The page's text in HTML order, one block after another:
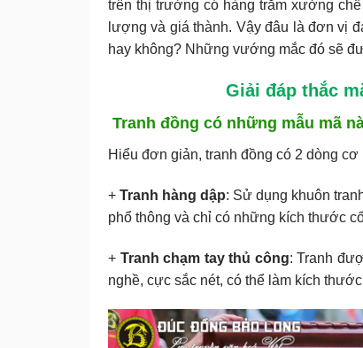
trên thị trường có hàng trăm xưởng
lượng và giá thành. Vậy đâu là đơn vị
hay không? Những vướng mắc đó sẽ
Giải đáp thắc
Tranh đồng có những mẫu mã
Hiểu đơn giản, tranh đồng có 2 dòng cơ
+ Tranh hàng dập: Sử dụng khuôn
phổ thông và chỉ có những kích thước
+ Tranh chạm tay thủ công: Tranh
nghề, cực sắc nét, có thể làm kích